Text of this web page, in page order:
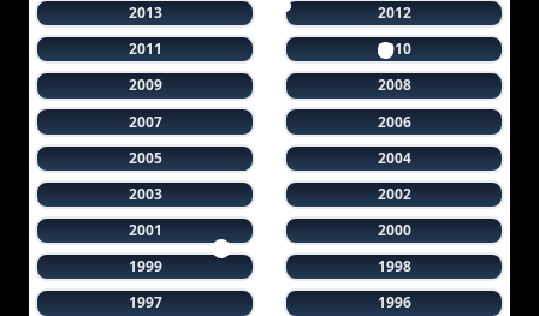
2013
2012
2011
2010
2009
2008
2007
2006
2005
2004
2003
2002
2001
2000
1999
1998
1997
1996